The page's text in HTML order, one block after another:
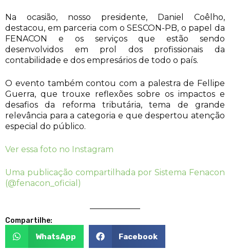
Na ocasião, nosso presidente, Daniel Coêlho,
destacou, em parceria com o SESCON-PB, o papel da
FENACON e os serviços que estão sendo
desenvolvidos em prol dos profissionais da
contabilidade e dos empresários de todo o país.
O evento também contou com a palestra de Fellipe
Guerra, que trouxe reflexões sobre os impactos e
desafios da reforma tributária, tema de grande
relevância para a categoria e que despertou atenção
especial do público.
Ver essa foto no Instagram
Uma publicação compartilhada por Sistema Fenacon
(@fenacon_oficial)
Compartilhe:
WhatsApp Facebook